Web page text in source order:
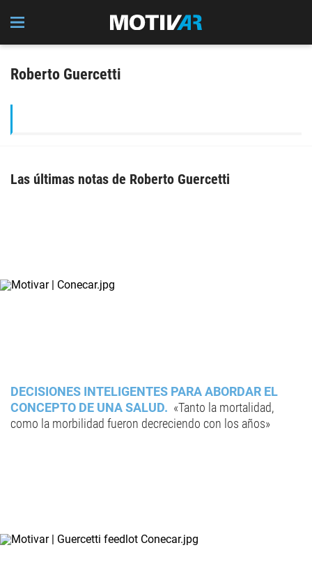
Roberto Guercetti
Las últimas notas de Roberto Guercetti
DECISIONES INTELIGENTES PARA ABORDAR EL
CONCEPTO DE UNA SALUD
«Tanto la mortalidad,
como la morbilidad fueron decreciendo con los años»